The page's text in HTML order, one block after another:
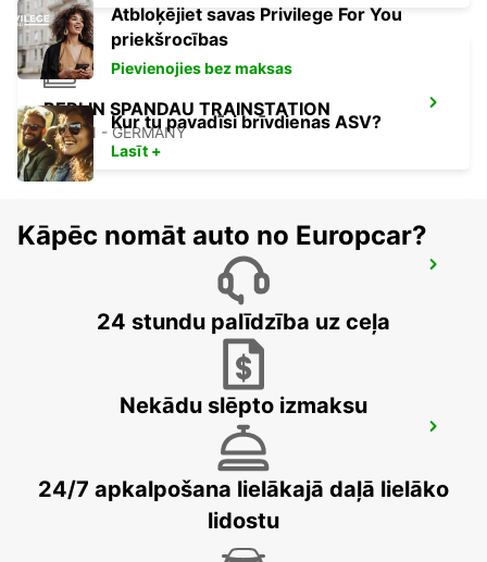
BERLIN SPANDAU TRAINSTATION
BERLIN - GERMANY
BERLIN LICHTENBERG
Atbloķējiet savas Privilege For You
priekšrocības
Pievienojies bez maksas
Kur tu pavadīsi brīvdienas ASV?
Lasīt +
Kāpēc nomāt auto no Europcar?
24 stundu palīdzība uz ceļa
Nekādu slēpto izmaksu
24/7 apkalpošana lielākajā daļā lielāko
lidostu